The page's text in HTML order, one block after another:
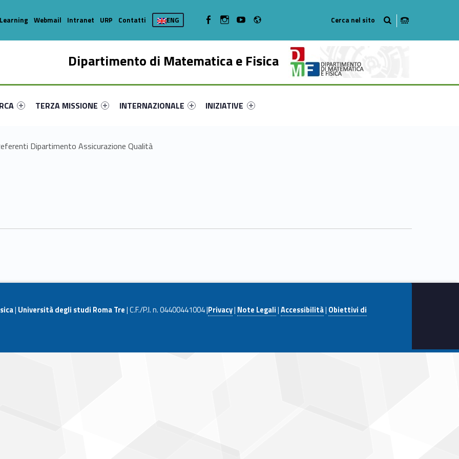
Dipartimento di Matematica e Fisica
primary-26042-16
#link-menu-primary-35900-35
Link identifier #link-menu-primary-34020-44
TERZA MISSIONE
Link identifier #link-menu-primary-18820-53
INTERNAZIONALE
Link identifier #link-menu-primary-53826-62
INIZIATIVE
Webmail Intranet URP Contatti ENG WebMan on FacebookWebMan on Instagram
WebMan on Youtube
Dipartimento Assicurazione Qualità
| Università degli studi Roma Tre| C.F./P.I. n. 04400441004 |Privacy| Note Legali|Accessibilità| Obiettivi di